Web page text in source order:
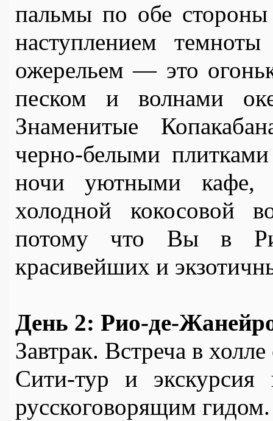
пальмы по обе
наступлением
ожерельем — это
песком и волнами
Знаменитые
черно-белыми
ночи уютными кафе,
холодной кокосовой
потому что Вы в
красивейших и
День 2: Рио-де-
Завтрак. Встреча в
Сити-тур и
русскоговорящим гидом.